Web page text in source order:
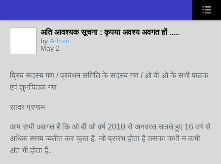
अति आवश्यक सूचना : कृपया अवश्य अवगत हों .....
by Admin
May 2
प्रिय सदस्य गण / प्रबंधन समिति के सदस्य गण / ओ बी ओ के सभी पाठक
एवं शुभचिंतक गण
सादर प्रणाम
आप सभी अवगत हैं कि ओ बी ओ वर्ष 2010 से अनवरत चलते हुए 16 वर्ष से
अधिक समय व्यतीत कर चुका है, जो प्रारंभ होता है उसका कभी न कभी
अंत भी होता है.